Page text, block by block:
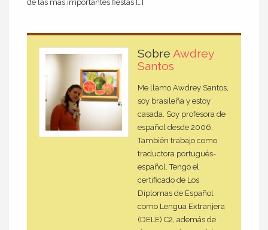
de las más importantes fiestas […]
Sobre Awdrey
Santos
Me llamo Awdrey Santos,
soy brasileña y estoy
casada. Soy profesora de
español desde 2006.
También trabajo como
traductora portugués-
español. Tengo el
certificado de Los
Diplomas de Español
como Lengua Extranjera
(DELE) C2, además de